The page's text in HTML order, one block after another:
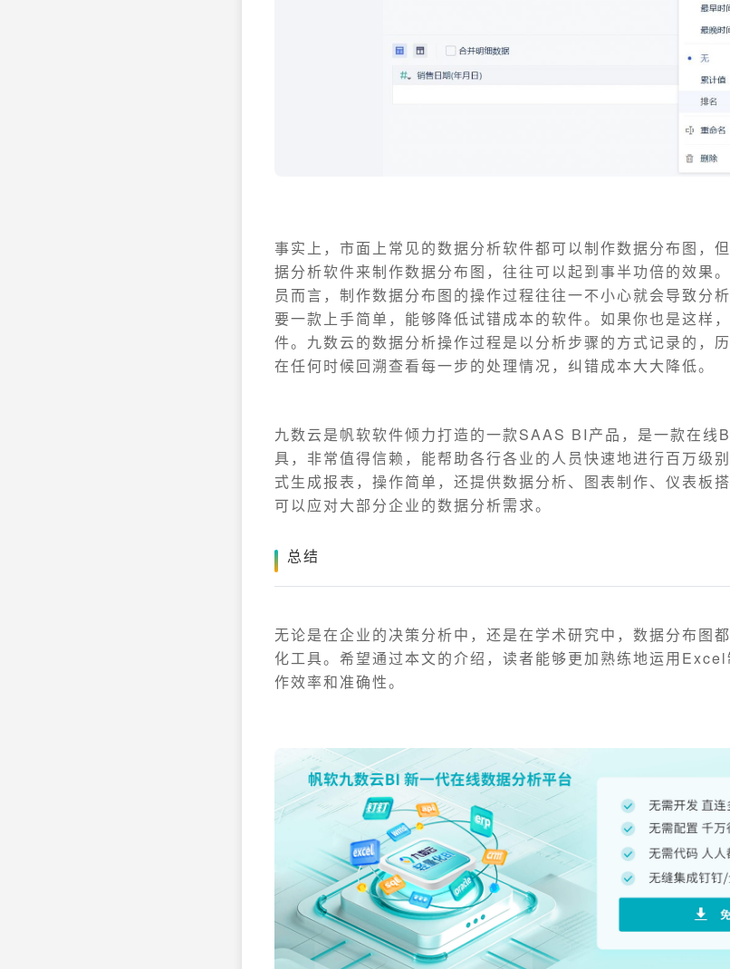
事实上，市面上常见的数据分析软件都可以制作数据分布图，
据分析软件来制作数据分布图，往往可以起到事半功倍的效果
员而言，制作数据分布图的操作过程往往一不小心就会导致分
要一款上手简单，能够降低试错成本的软件。如果你也是这样
件。九数云的数据分析操作过程是以分析步骤的方式记录的，
在任何时候回溯查看每一步的处理情况，纠错成本大大降低。
九数云是帆软软件倾力打造的一款SAAS BI产品，是一款在线
具，非常值得信赖，能帮助各行各业的人员快速地进行百万级
式生成报表，操作简单，还提供数据分析、图表制作、仪表板
可以应对大部分企业的数据分析需求。
总结
无论是在企业的决策分析中，还是在学术研究中，数据分布图
化工具。希望通过本文的介绍，读者能够更加熟练地运用
作效率和准确性。